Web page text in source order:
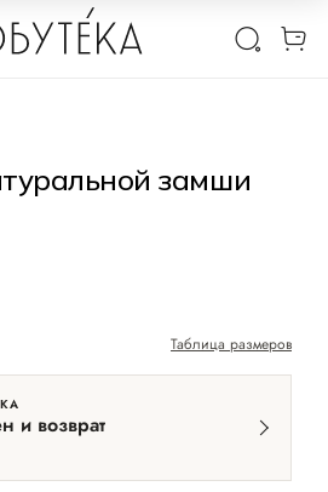
1 / 7
замши
Таблица размеров
и возврат